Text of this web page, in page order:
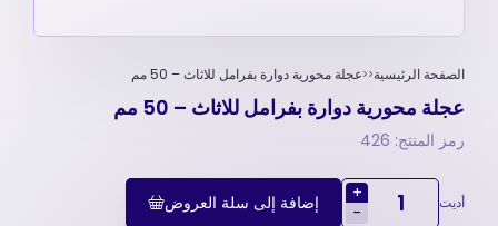
الصفحة الرئيسية عجلة محورية دوارة بفرامل للاثاث – 50 مم
عجلة محورية دوارة بفرامل للاثاث – 50 مم
رمز المنتج: 426
أديت
+
-
إضافة إلى سلة العروض